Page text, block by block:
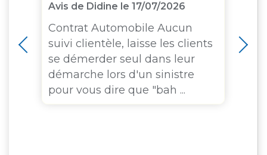
Avis de Didine le 17/07/2026
Contrat Automobile Aucun
suivi clientèle, laisse les clients
se démerder seul dans leur
démarche lors d'un sinistre
pour vous dire que "bah ...